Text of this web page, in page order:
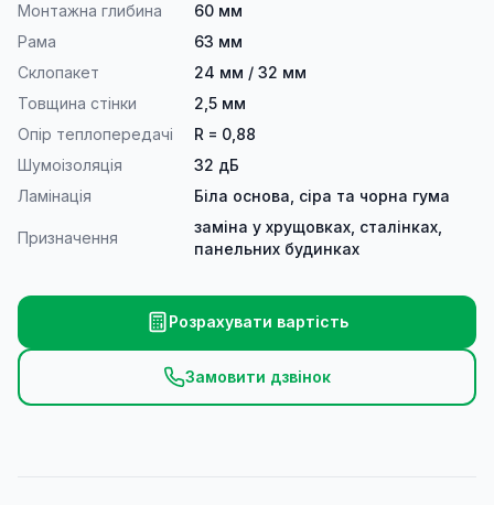
Монтажна глибина
60 мм
Рама
63 мм
Склопакет
24 мм / 32 мм
Товщина стінки
2,5 мм
Опір теплопередачі
R = 0,88
Шумоізоляція
32 дБ
Ламінація
Біла основа, сіра та чорна гума
Призначення
заміна у хрущовках, сталінках,
панельних будинках
Розрахувати вартість
Замовити дзвінок